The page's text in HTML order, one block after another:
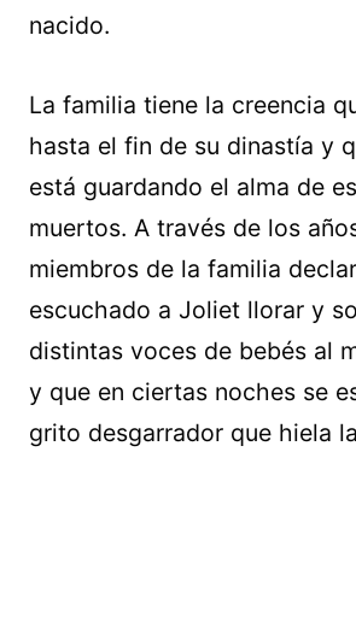
nacido.
La familia tiene la creencia
hasta el fin de su dinastía y
está guardando el alma de
muertos. A través de los
miembros de la familia
escuchado a Joliet llorar y
distintas voces de bebés al
y que en ciertas noches se
grito desgarrador que hiela